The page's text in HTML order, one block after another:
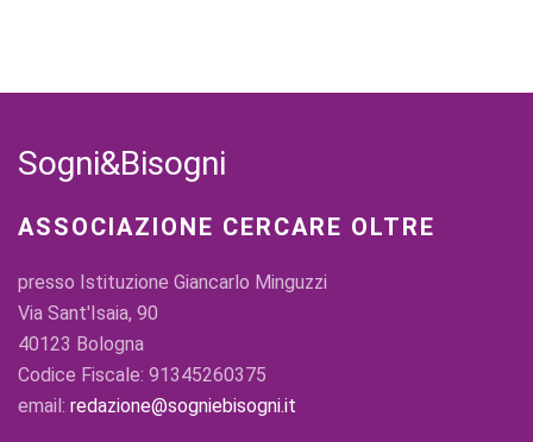
Sogni&Bisogni
ASSOCIAZIONE CERCARE OLTRE
presso Istituzione Giancarlo Minguzzi
Via Sant'Isaia, 90
40123 Bologna
Codice Fiscale: 91345260375
email: redazione@sogniebisogni.it